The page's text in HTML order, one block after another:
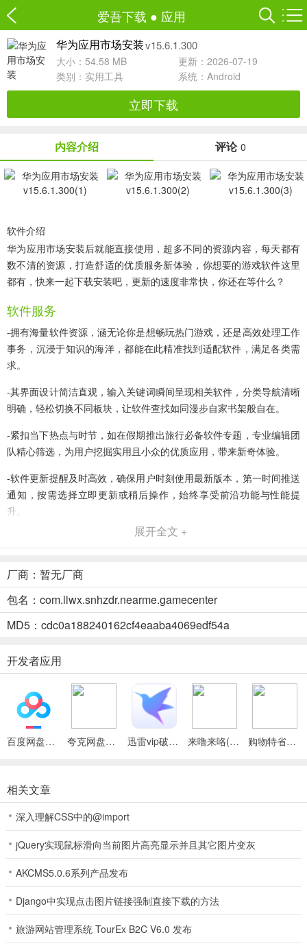
爱吾下载 ● 应用
华为应用市场安装v15.6.1.300
大小：54.58 MB
更新：2026-07-19
类别： 实用工具 系统：Android
立即下载
内容介绍 评论 0
软件介绍
华为应用市场安装后就能直接使用，超多不同的资源内容，每天都有
数不清的资源，打造舒适的优质服务新体验，你想要的游戏软件这里
都有，快来一起下载安装吧，更新的速度非常快，你还在等什么？
软件服务
-拥有海量软件资源，涵无论你是想畅玩热门游戏，还是高效处理工作
事务，沉浸于知识的海洋，都能在此精准找到适配软件，满足各类需
求。
-其界面设计简洁直观，输入关键词瞬间呈现相关软件，分类导航清晰
明确，轻松切换不同板块，让软件查找如同漫步自家书架般自在。
-紧扣当下热点与时节，如在假期推出旅行必备软件专题，专业编辑团
队精心筛选，为用户挖掘实用且小众的优质应用，带来新奇体验。
-软件更新提醒及时高效，确保用户时刻使用最新版本，第一时间推送
通知，按需选择立即更新或稍后操作，始终享受前沿功能与性能提
升。
-安全检测机制堪称铜墙铁壁，架前对每款软件进行严格病毒查杀、隐
软件特色
个性化推荐精准到位
若你常使用摄影软件，便会推送同类型优质新品及相关教程应用，这
应用内评论与评分体系完善
下载前查看他人评价，了解软件优缺点，助力做出明智选择，开发者
也能依据反馈持续优化，形成良好的软件生态循环。
支持多设备同步功能
取。跨设备无缝切换使用，工作娱乐随时衔接，便捷性大幅提升。
软件下载速度快且稳定
无论身处何种网络环境，都能高效下载心仪软件，即使在网络拥堵时
用户遇到下载失败、软件闪退等问题，随时联系客服，专业团队迅速
响应，提供详细解决方案，全程陪伴用户解决软件使用难题。
展开全文 +
厂商：暂无厂商
包名：com.llwx.snhzdr.nearme.gamecenter
MD5：cdc0a188240162cf4eaaba4069edf54a
开发者应用
百度网盘绿色免安装Pc电脑版 夸克网盘官方正式版 迅雷vip破解版永久会员2024版 来噜来咯(单身交友平台) 购物特省联盟(便捷购物查快递)
相关文章
深入理解CSS中的@import
jQuery实现鼠标滑向当前图片高亮显示并且其它图片变灰
AKCMS5.0.6系列产品发布
Django中实现点击图片链接强制直接下载的方法
旅游网站管理系统 TourEx B2C V6.0 发布